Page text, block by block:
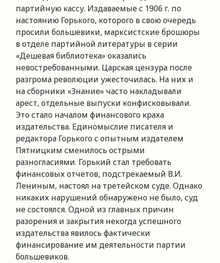
партийную кассу. Издаваемые с 1906 г. по
настоянию Горького, которого в свою очередь
просили большевики, марксистские брошюры
в отделе партийной литературы в серии
«Дешевая библиотека» оказались
невостребованными. Царская цензура после
разгрома революции ужесточилась. На них и
на сборники «Знание» часто накладывали
арест, отдельные выпуски конфисковывали.
Это стало началом финансового краха
издательства. Единомыслие писателя и
редактора Горького с опытным издателем
Пятницким сменилось острыми
разногласиями. Горький стал требовать
финансовых отчетов, подстрекаемый В.И.
Лениным, настоял на третейском суде. Однако
никаких нарушений обнаружено не было, суд
не состоялся. Одной из главных причин
разорения и закрытия некогда успешного
издательства явилось фактически
финансирование им деятельности партии
большевиков.